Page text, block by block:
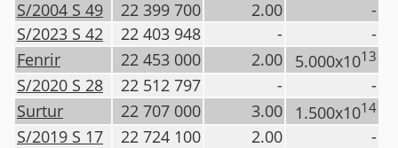
S/2004 S 49
22 399 700 2.00
-
S/2023 S 42
22 403 948 -
-
Fenrir
22 453 000 2.00 5.000x1013
S/2020 S 28 22 512 797 -
-
Surtur
22 707 000 3.00 1.500x1014
S/2019 S 17 22 724 100 2.00
-